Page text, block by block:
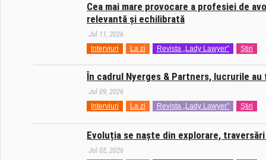
Cea mai mare provocare a profesiei de
relevantă și echilibrată
Jul 11, 2026
Interviuri La zi Revista „Lady Lawyer” Ştiri
În cadrul Nyerges & Partners, lucrurile
Jul 09, 2026
Interviuri La zi Revista „Lady Lawyer” Ştiri
Evoluția se naște din explorare,
Jul 05, 2026